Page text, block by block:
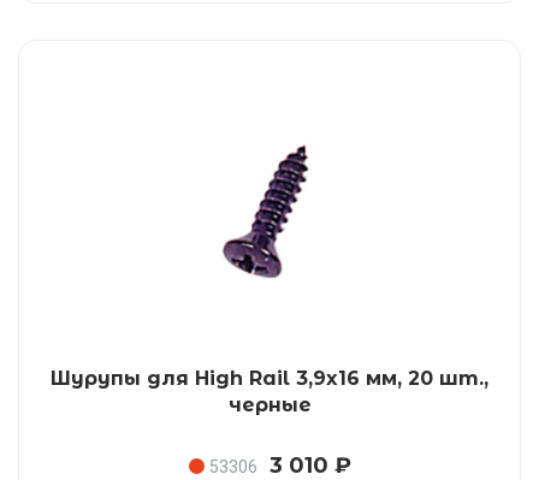
Шурупы для High Rail 3,9x16 мм, 20 шт.,
черные
53306 3 010 ₽